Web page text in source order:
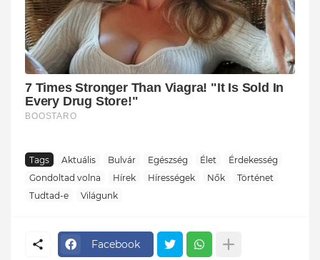
Tags Aktuális Bulvár Egészség Élet
Érdekesség
Gondoltad volna
Hírek Hírességek Nők
Történet
Tudtad-e
Világunk
Facebook